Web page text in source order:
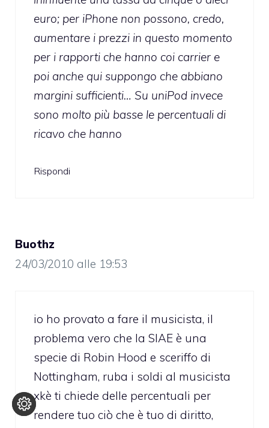
euro; per iPhone non possono, credo,
aumentare i prezzi in questo momento
per i rapporti che hanno coi carrier e
poi anche qui suppongo che abbiano
margini sufficienti… Su uniPod invece
sono molto più basse le percentuali di
ricavo che hanno
Rispondi
Buothz
24/03/2010 alle 19:53
io ho provato a fare il musicista, il
problema vero che la SIAE è una
specie di Robin Hood e sceriffo di
Nottingham, ruba i soldi al musicista
xkè ti chiede delle percentuali per
rendere tuo ciò che è tuo di diritto,